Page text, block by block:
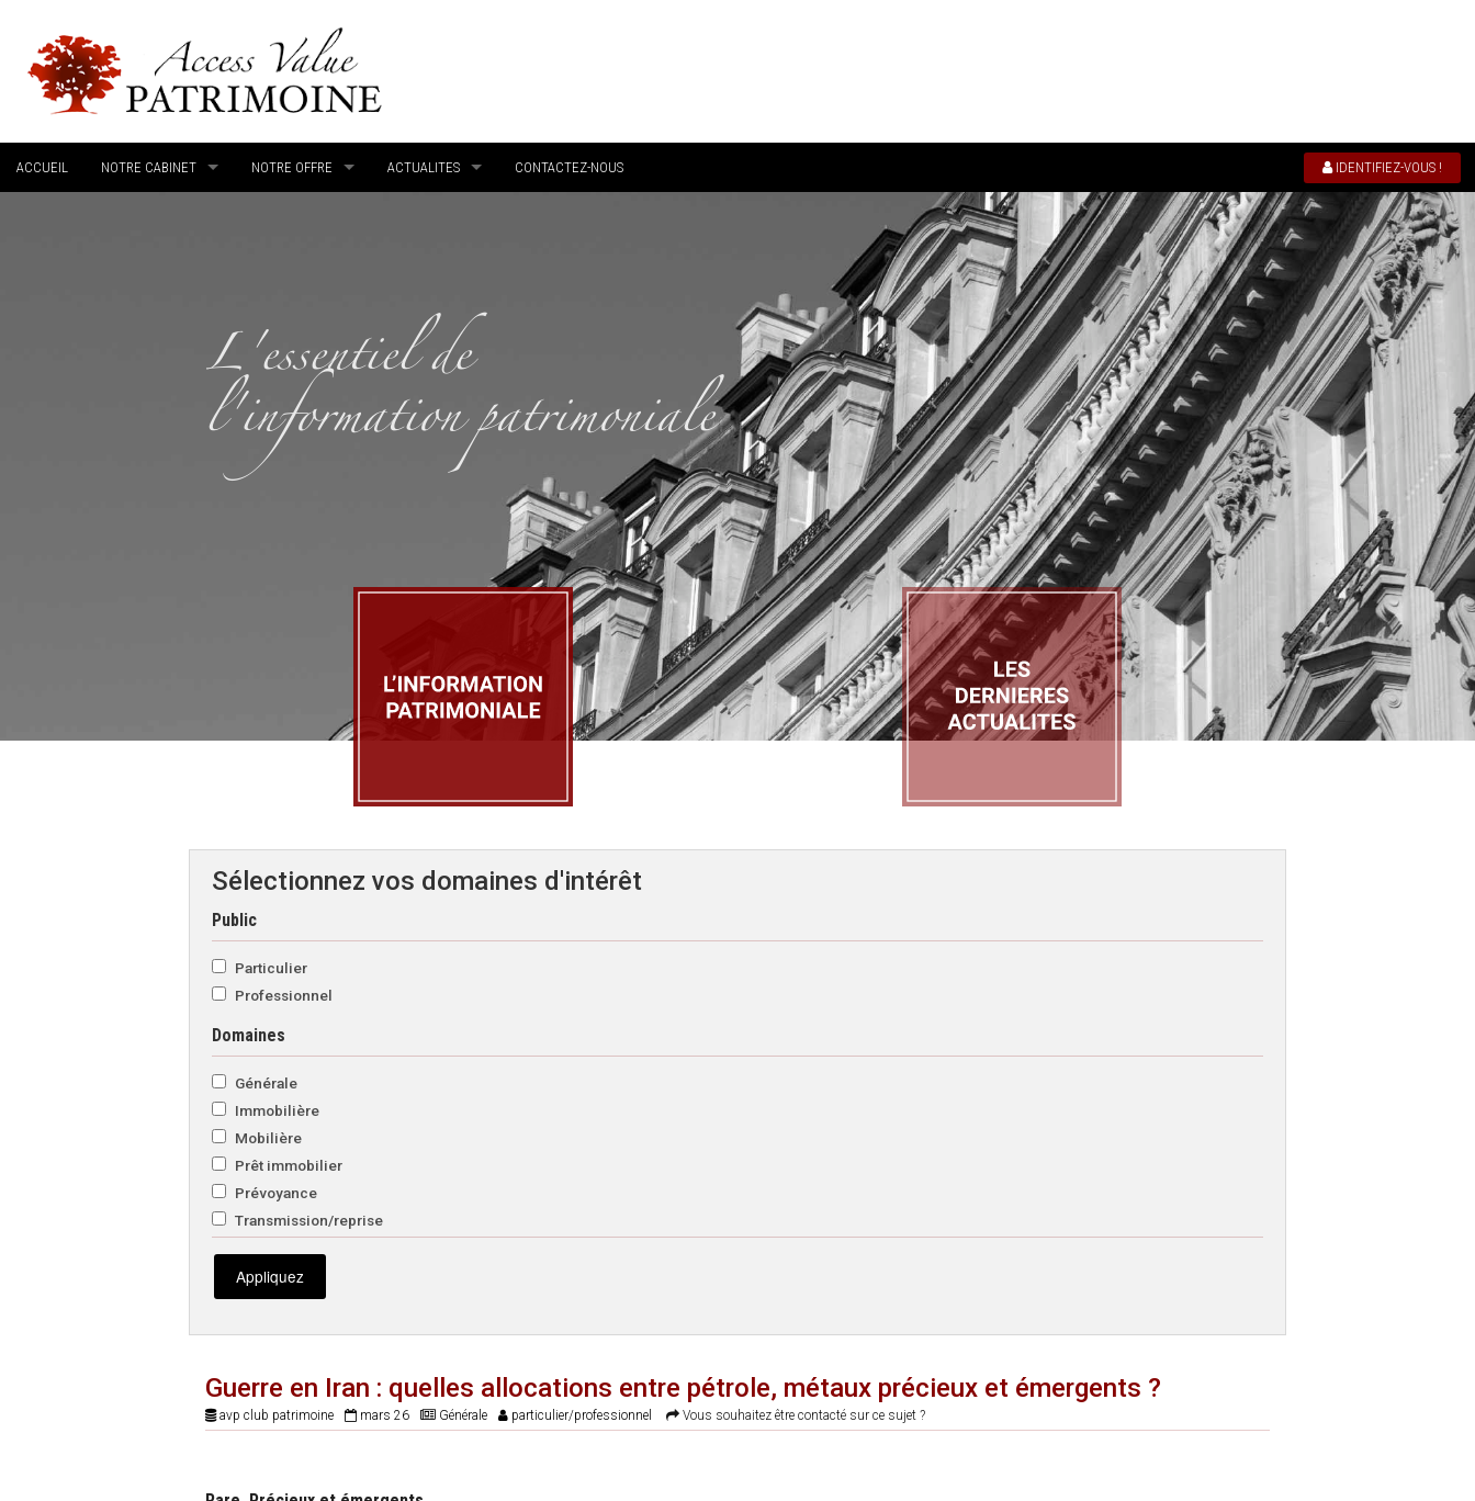
IDENTIFIEZ-VOUS !
ACCUEIL NOTRE CABINET NOTRE OFFRE
SPORTIFS PROFESSIONNELS ET GESTION DE FORTUNE
ACTUALITES CONTACTEZ-NOUS
L'essentiel de
l'information patrimoniale
Sélectionnez vos domaines d'intérêt
Public
Particulier
Professionnel
Domaines
Générale
Immobilière
Mobilière
Prêt immobilier
Prévoyance
Transmission/reprise
Appliquez
Guerre en Iran : quelles allocations entre pétrole, métaux précieux et émergents ?
avp club patrimoine mars 26 Générale particulier/professionnel Vous souhaitez être contacté sur ce sujet ?